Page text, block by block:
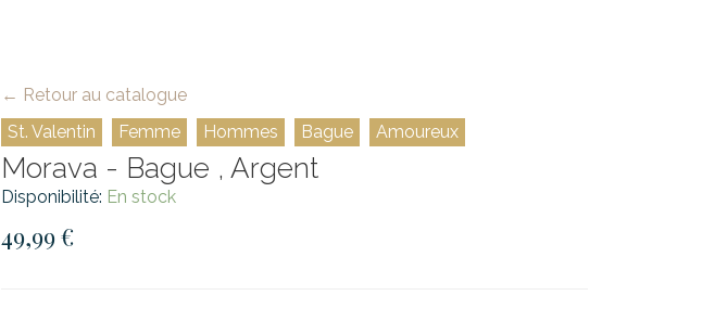
← Retour au catalogue
St. Valentin
Femme Hommes Bague Amoureux
Morava - Bague , Argent
Disponibilité: En stock
49,99 €